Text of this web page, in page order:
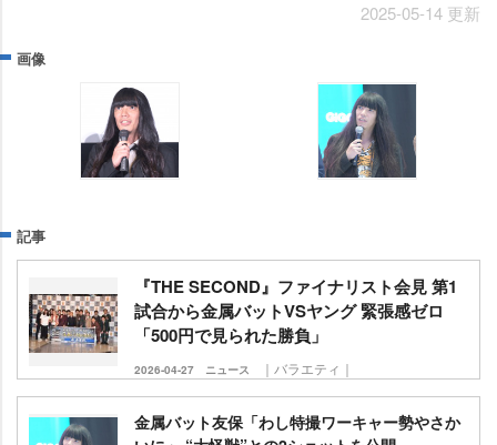
2025-05-14 更新
画像
記事
『THE SECOND』ファイナリスト会見 第1
試合から金属バットVSヤング 緊張感ゼロ
「500円で見られた勝負」
2026-04-27 ニュース ｜バラエティ｜
金属バット友保「わし特撮ワーキャー勢やさか